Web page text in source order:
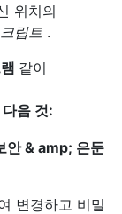
위치의
립트 .
같이
다음 것:
안 & amp; 은둔
변경하고 비밀